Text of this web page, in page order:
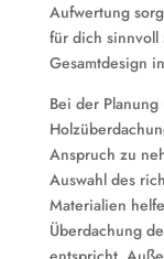
Aufwertung
für dich sinnvoll
Gesamtdesign
Bei der
Anspruch zu
Auswahl des
Materialien
Überdachung